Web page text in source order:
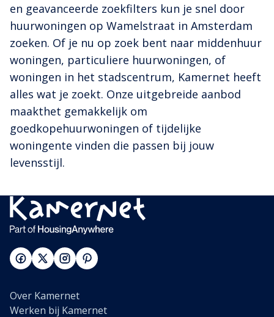
en geavanceerde zoekfilters kun je snel door
huurwoningen op Wamelstraat in Amsterdam
zoeken. Of je nu op zoek bent naar middenhuur
woningen, particuliere huurwoningen, of
woningen in het stadscentrum, Kamernet heeft
alles wat je zoekt. Onze uitgebreide aanbod
maakthet gemakkelijk om
goedkopehuurwoningen of tijdelijke
woningente vinden die passen bij jouw
levensstijl.
Over Kamernet
Werken bij Kamernet